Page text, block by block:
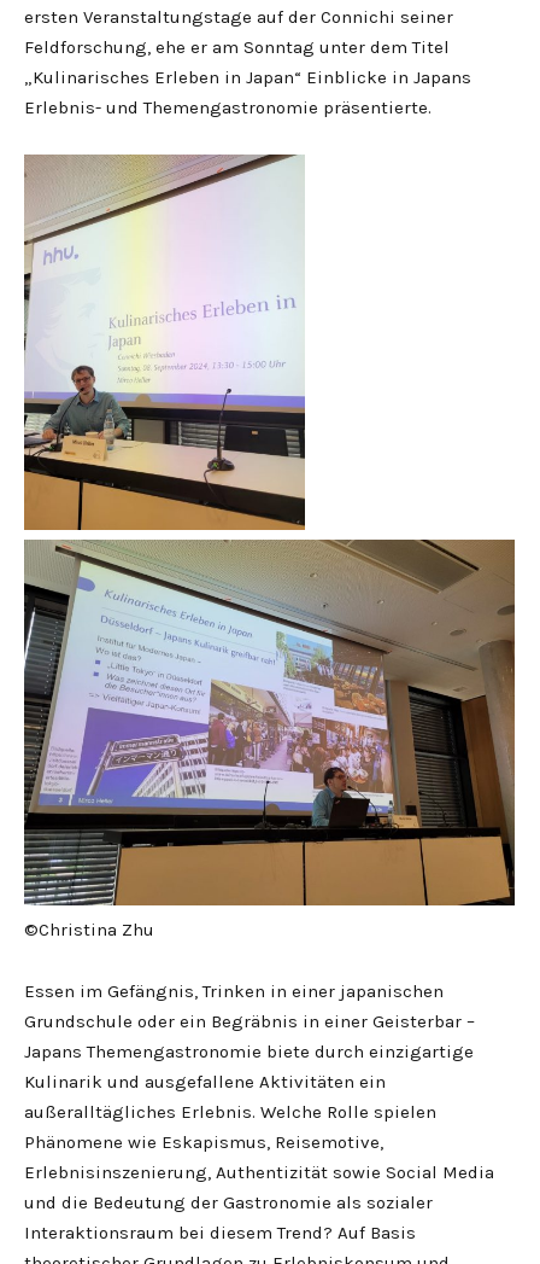
ersten Veranstaltungstage auf der Connichi seiner
Feldforschung, ehe er am Sonntag unter dem Titel
„Kulinarisches Erleben in Japan“ Einblicke in Japans
Erlebnis- und Themengastronomie präsentierte.
©Christina Zhu
Essen im Gefängnis, Trinken in einer japanischen
Grundschule oder ein Begräbnis in einer Geisterbar –
Japans Themengastronomie biete durch einzigartige
Kulinarik und ausgefallene Aktivitäten ein
außeralltägliches Erlebnis. Welche Rolle spielen
Phänomene wie Eskapismus, Reisemotive,
Erlebnisinszenierung, Authentizität sowie Social Media
und die Bedeutung der Gastronomie als sozialer
Interaktionsraum bei diesem Trend? Auf Basis